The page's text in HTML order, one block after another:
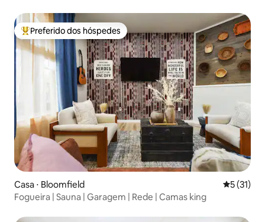
Entre os melhores preferidos dos hóspedes
Preferido dos hóspedes
Casa ⋅ Bloomfield 5 de uma
5 (31)
Fogueira | Sauna | Garagem | Rede | Camas king